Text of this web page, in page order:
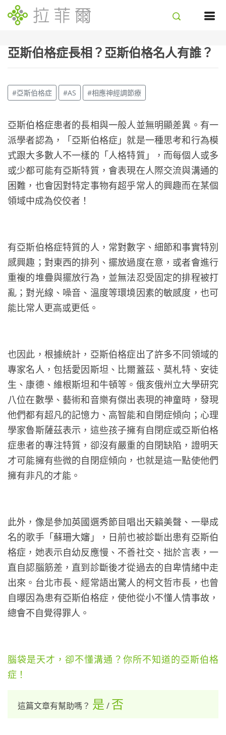
亞斯伯格症長相？亞斯伯格名人有誰？
#亞斯伯格症 #AS #相應神經調節療
亞斯伯格症患者的長相與一般人並無明顯差異。有一
派學者認為，「亞斯伯格症」就是一種思考和行為模
式跟大多數人不一樣的「人格特質」，而每個人或多
或少都可能有亞斯特質，會表現在人際交流與溝通的
困難，也會因對特定事物有超乎常人的興趣而在某個
領域中成為佼佼者！
有亞斯伯格症特質的人，常對數字、細節和事實特別
感興趣；對東西的排列、擺放過度在意，或者會進行
重複的堆疊與擺放行為，並無法忍受固定的排程被打
亂；對光線、噪音、溫度等環境因素的敏感度，也可
能比常人更高或更低。
也因此，根據統計，亞斯伯格症出了許多不同領域的
專家名人，包括愛因斯坦、比爾蓋茲、莫札特、安徒
生、康德、維根斯坦和牛頓等。俄亥俄州立大學研究
八位在數學、藝術和音樂有傑出表現的神童時，發現
他們都有超凡的記憶力、高智能和自閉症傾向；心理
學家魯斯薩茲表示，這些孩子擁有自閉症或亞斯伯格
症患者的專注特質，卻沒有嚴重的自閉缺陷，證明天
才可能擁有些微的自閉症傾向，也就是這一點使他們
擁有非凡的才能。
此外，像是參加英國選秀節目唱出天籟美聲、一舉成
名的歌手「蘇珊大嬸」，日前也被診斷出患有亞斯伯
格症，她表示自幼反應慢、不善社交、拙於言表，一
直自認腦筋差，直到診斷後才從過去的自卑情緒中走
出來。台北市長、經常語出驚人的柯文哲市長，也曾
自曝因為患有亞斯伯格症，使他從小不懂人情事故，
總會不自覺得罪人。
腦袋是天才，卻不懂溝通？你所不知道的亞斯伯格
症！
這篇文章有幫助嗎？ 是 / 否